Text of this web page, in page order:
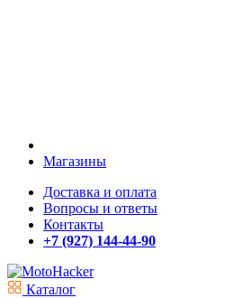
Магазины
Доставка и оплата
Вопросы и ответы
Контакты
+7 (927) 144-44-90
Каталог